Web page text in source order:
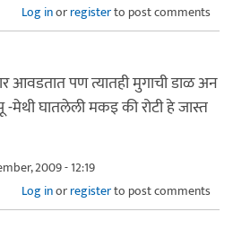
Log inorregisterto post comments
पण त्यातही मुगाची डाळ अन
घातलेली मकइ की रोटी हे जास्त
2009 - 12:19
Log inorregisterto post comments